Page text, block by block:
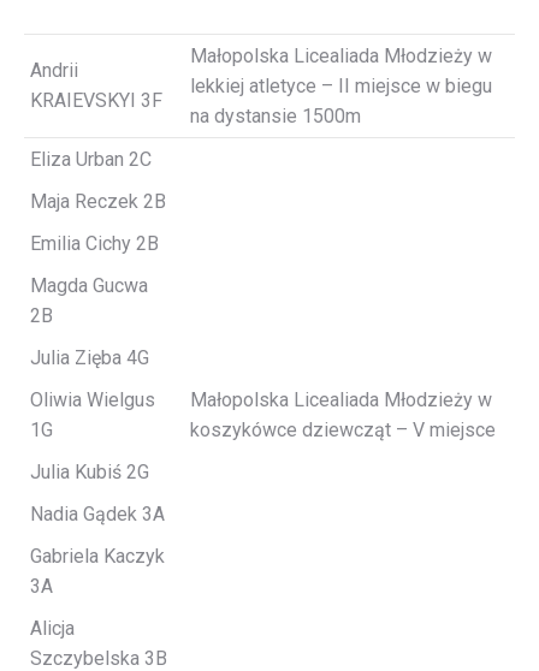
Andrii
KRAIEVSKYI 3F
Małopolska Licealiada Młodzieży w
lekkiej atletyce – II miejsce w biegu
na dystansie 1500m
Eliza Urban 2C
Maja Reczek 2B
Emilia Cichy 2B
Magda Gucwa
2B
Julia Zięba 4G
Oliwia Wielgus
1G
Julia Kubiś 2G
Nadia Gądek 3A
Gabriela Kaczyk
3A
Alicja
Szczybelska 3B
Małopolska Licealiada Młodzieży w
koszykówce dziewcząt – V miejsce